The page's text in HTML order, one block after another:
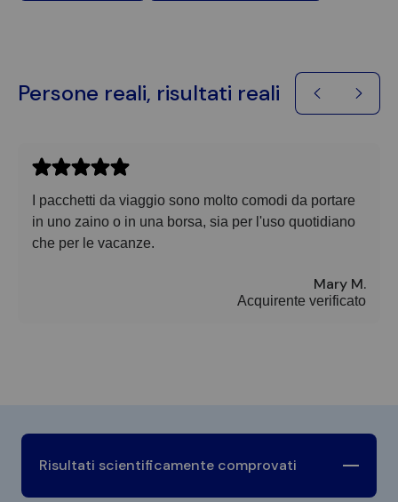
Persone reali, risultati reali
I pacchetti da viaggio sono molto comodi da portare
in uno zaino o in una borsa, sia per l'uso quotidiano
che per le vacanze.
Mary M.
Acquirente verificato
Risultati scientificamente comprovati